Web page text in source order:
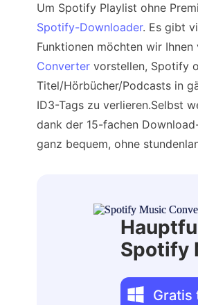
Um Spotify Playlist ohne
Spotify-Downloader. Es gibt
Funktionen möchten wir
Converter vorstellen, Spotify
Titel/Hörbücher/Podcasts in
ID3-Tags zu verlieren.Selbst
dank der 15-fachen
ganz bequem, ohne
Spotify
Gratis